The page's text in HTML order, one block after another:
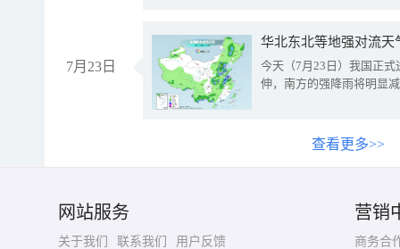
7月23日
华北东北等地强对流天
今天（7月23日）我国正
伸，南方的强降雨将明显
查看更多>>
网站服务
关于我们 联系我们
用户反馈
营销
商务合